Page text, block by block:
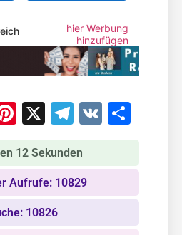
hier Werbung
hinzufügen
Pinterest
X Telegram
VK
12 Sekunden
Aufrufe: 10829
10826